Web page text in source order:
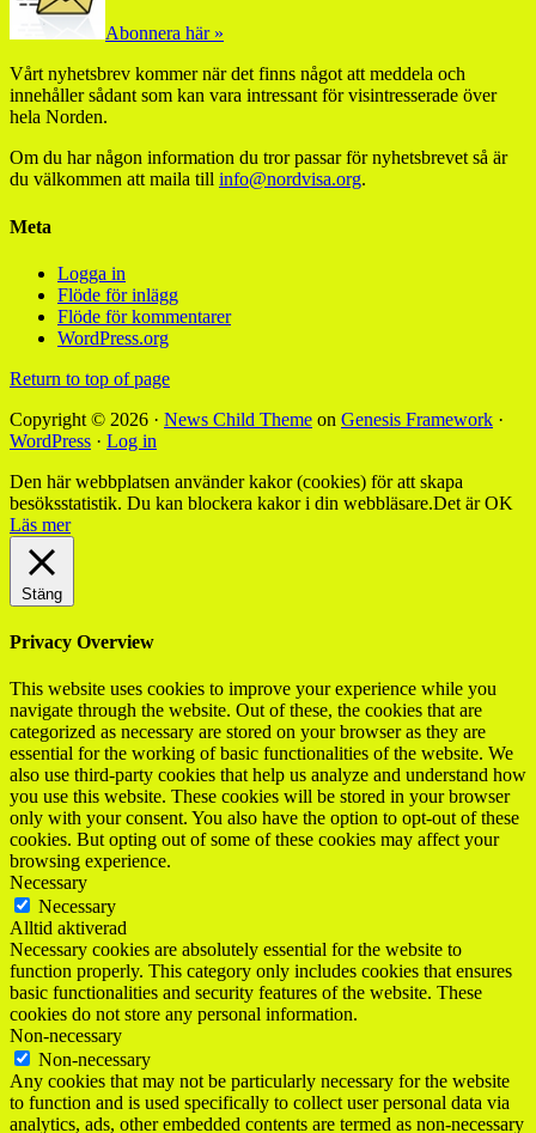
Abonnera här »
Vårt nyhetsbrev kommer när det finns något att meddela och
innehåller sådant som kan vara intressant för visintresserade över
hela Norden.
Om du har någon information du tror passar för nyhetsbrevet så är
du välkommen att maila till info@nordvisa.org.
Meta
Logga in
Flöde för inlägg
Flöde för kommentarer
WordPress.org
Return to top of page
Copyright © 2026 · News Child Theme on Genesis Framework ·
WordPress · Log in
Den här webbplatsen använder kakor (cookies) för att skapa
besöksstatistik. Du kan blockera kakor i din webbläsare.Det är OK
Läs mer
Stäng
Privacy Overview
This website uses cookies to improve your experience while you
navigate through the website. Out of these, the cookies that are
categorized as necessary are stored on your browser as they are
essential for the working of basic functionalities of the website. We
also use third-party cookies that help us analyze and understand how
you use this website. These cookies will be stored in your browser
only with your consent. You also have the option to opt-out of these
cookies. But opting out of some of these cookies may affect your
browsing experience.
Necessary
Necessary
Alltid aktiverad
Necessary cookies are absolutely essential for the website to
function properly. This category only includes cookies that ensures
basic functionalities and security features of the website. These
cookies do not store any personal information.
Non-necessary
Non-necessary
Any cookies that may not be particularly necessary for the website
to function and is used specifically to collect user personal data via
analytics, ads, other embedded contents are termed as non-necessary